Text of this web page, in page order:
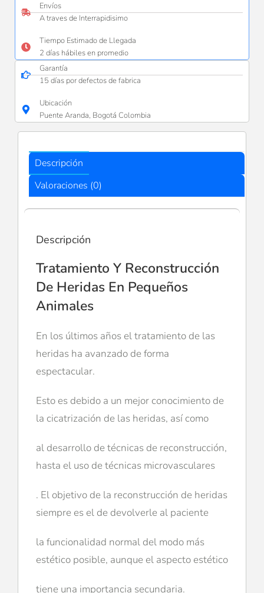
Envíos
A traves de Interrapidisimo
Tiempo Estimado de Llegada
2 días hábiles en promedio
Garantía
15 días por defectos de fabrica
Ubicación
Puente Aranda, Bogotá Colombia
Descripción
Valoraciones (0)
Descripción
Tratamiento Y Reconstrucción
De Heridas En Pequeños
Animales
En los últimos años el tratamiento de las
heridas ha avanzado de forma
espectacular.
Esto es debido a un mejor conocimiento de
la cicatrización de las heridas, así como
al desarrollo de técnicas de reconstrucción,
hasta el uso de técnicas microvasculares
. El objetivo de la reconstrucción de heridas
siempre es el de devolverle al paciente
la funcionalidad normal del modo más
estético posible, aunque el aspecto estético
tiene una importancia secundaria.